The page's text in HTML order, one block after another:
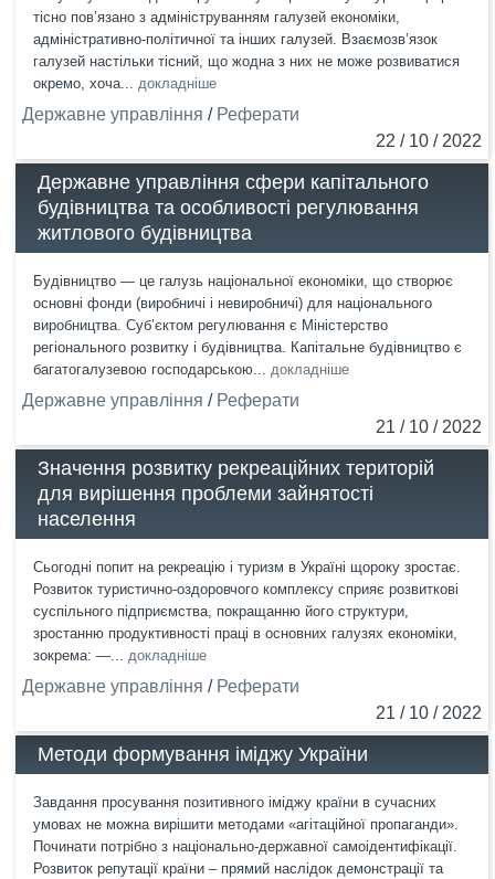
тісно пов’язано з адмініструванням галузей економіки,
адміністративно-політичної та інших галузей. Взаємозв’язок
галузей настільки тісний, що жодна з них не може розвиватися
окремо, хоча... докладніше
Державне управління / Реферати
22 / 10 / 2022
Державне управління сфери капітального
будівництва та особливості регулювання
житлового будівництва
Будівництво — це галузь національної економіки, що створює
основні фонди (виробничі і невиробничі) для національного
виробництва. Суб’єктом регулювання є Міністерство
регіонального розвитку і будівництва. Капітальне будівництво є
багатогалузевою господарською... докладніше
Державне управління / Реферати
21 / 10 / 2022
Значення розвитку рекреаційних територій
для вирішення проблеми зайнятості
населення
Сьогодні попит на рекреацію і туризм в Україні щороку зростає.
Розвиток туристично-оздоровчого комплексу сприяє розвиткові
суспільного підприємства, покращанню його структури,
зростанню продуктивності праці в основних галузях економіки,
зокрема: —... докладніше
Державне управління / Реферати
21 / 10 / 2022
Методи формування іміджу України
Завдання просування позитивного іміджу країни в сучасних
умовах не можна вирішити методами «агітаційної пропаганди».
Починати потрібно з національно-державної самоідентифікації.
Розвиток репутації країни – прямий наслідок демонстрації та